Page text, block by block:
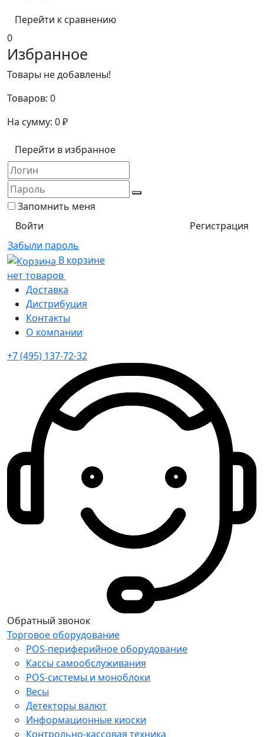
Перейти к сравнению
0
Избранное
Товары не добавлены!
Товаров: 0
На сумму: 0₽
Перейти в избранное
Запомнить меня
Регистрация
Забыли пароль
В корзине
нет товаров
Доставка
Дистрибуция
Контакты
О компании
+7 (495) 137-72-32
Обратный звонок
Торговое оборудование
POS-периферийное оборудование
Кассы самообслуживания
POS-системы и моноблоки
Весы
Детекторы валют
Информационные киоски
Контрольно-кассовая техника